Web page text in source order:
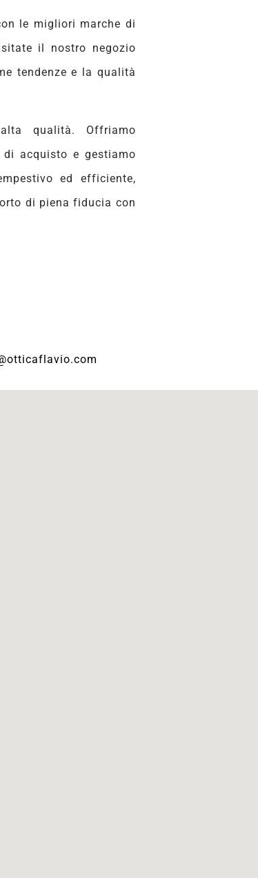
le migliori marche di
il nostro negozio
tendenze e la qualità
qualità. Offriamo
acquisto e gestiamo
ed efficiente,
di piena fiducia con